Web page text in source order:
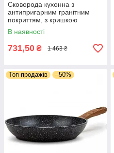
Сковорода кухонна з
антипригарним гранітним
покриттям, з кришкою
24*7см, глибока
сковорідка кругла
В наявності
731,50 ₴ 1 463 ₴
Топ продажів –50%